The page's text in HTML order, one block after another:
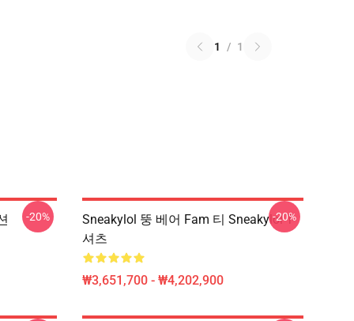
1 / 1
-20%
Sneakylol 뚱 베어 Fam 티 Sneakylol T-
셔츠
₩3,651,700 - ₩4,202,900
-20%